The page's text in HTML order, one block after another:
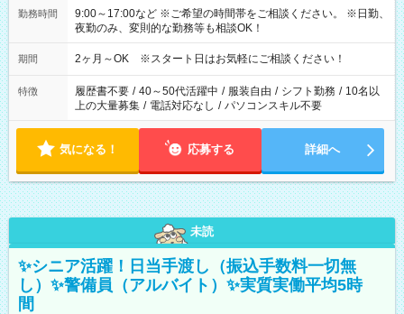
勤務時間
9:00～17:00など ※ご希望の時間帯をご相談ください。 ※日勤、
夜勤のみ、変則的な勤務等も相談OK！
期間 2ヶ月～OK ※スタート日はお気軽にご相談ください！
特徴 履歴書不要 / 40～50代活躍中 / 服装自由 / シフト勤務 / 10名以
上の大量募集 / 電話対応なし / パソコンスキル不要
気になる！ 応募する 詳細へ
未読
✨シニア活躍！日当手渡し（振込手数料一切無
し）✨警備員（アルバイト）✨実質実働平均5時
間